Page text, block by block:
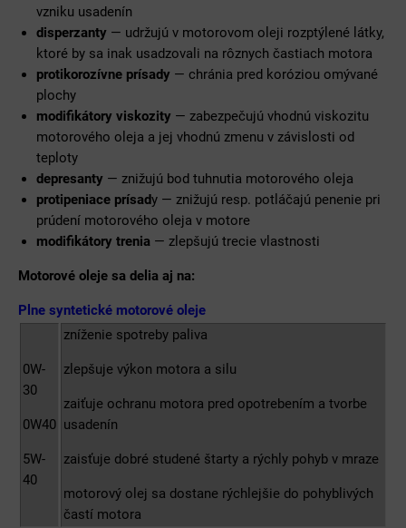
vzniku usadenín
disperzanty — udržujú v motorovom oleji rozptýlené látky,
ktoré by sa inak usadzovali na rôznych častiach motora
protikorozívne prísady — chránia pred koróziou omývané
plochy
modifikátory viskozity — zabezpečujú vhodnú viskozitu
motorového oleja a jej vhodnú zmenu v závislosti od
teploty
depresanty — znižujú bod tuhnutia motorového oleja
protipeniace prísady — znižujú resp. potláčajú penenie pri
prúdení motorového oleja v motore
modifikátory trenia — zlepšujú trecie vlastnosti
Motorové oleje sa delia aj na:
Plne syntetické motorové oleje
0W-
30
0W40
5W-
40
zníženie spotreby paliva
zlepšuje výkon motora a silu
zaiťuje ochranu motora pred opotrebením a tvorbe
usadenín
zaisťuje dobré studené štarty a rýchly pohyb v mraze
motorový olej sa dostane rýchlejšie do pohyblivých
častí motora